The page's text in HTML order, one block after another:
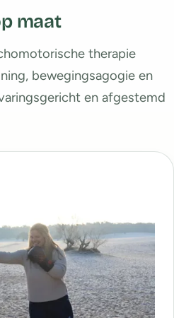
maat
therapie
bewegingsagogie en
en afgestemd